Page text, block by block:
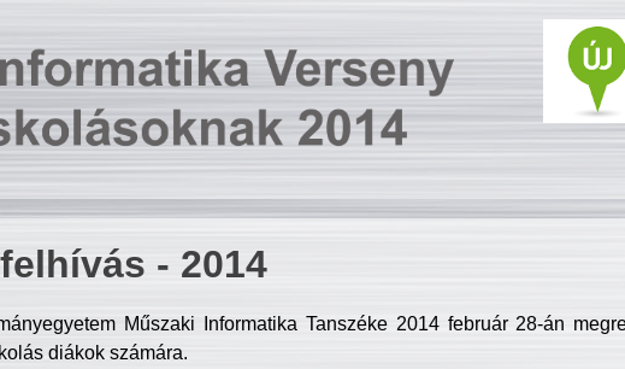
- 2014
Műszaki Informatika Tanszéke 2014 február 28-án
diákok számára.